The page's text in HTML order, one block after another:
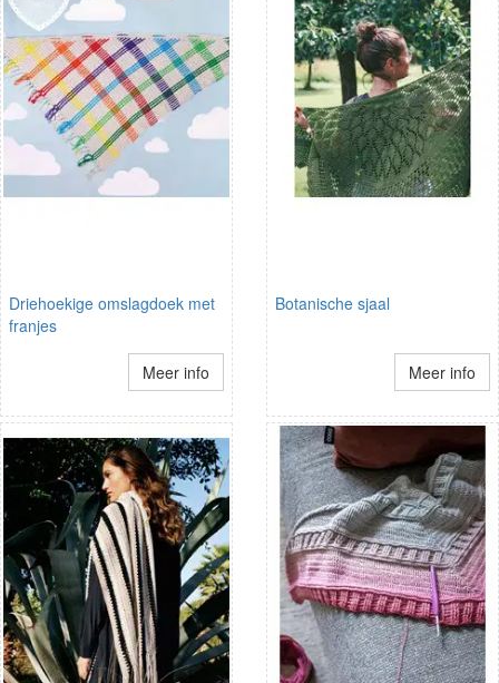
Driehoekige omslagdoek met
franjes
Meer info
Botanische sjaal
Meer info